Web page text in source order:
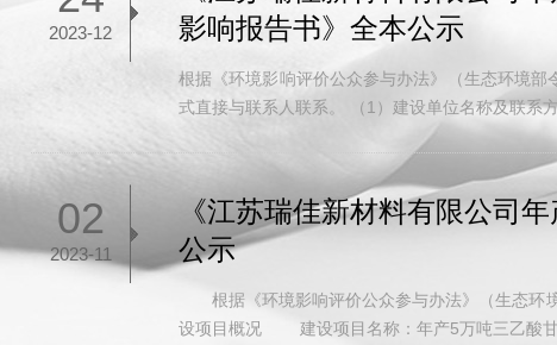
2023-12
影响报告书》全本公示
根据《环境影响评价公众参与办法》（生态环境
式直接与联系人联系。 （1）建设单位名称及联系
02
2023-11
《江苏瑞佳新材料有限公司
公示
根据《环境影响评价公众参与办法》（生态环
设项目概况 建设项目名称：年产5万吨三乙酸